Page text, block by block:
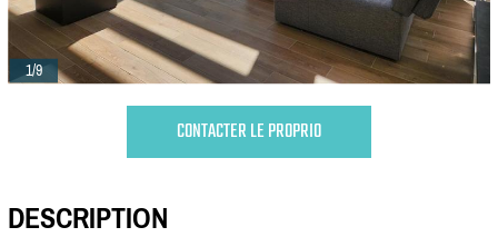
1/9
CONTACTER LE PROPRIO
DESCRIPTION